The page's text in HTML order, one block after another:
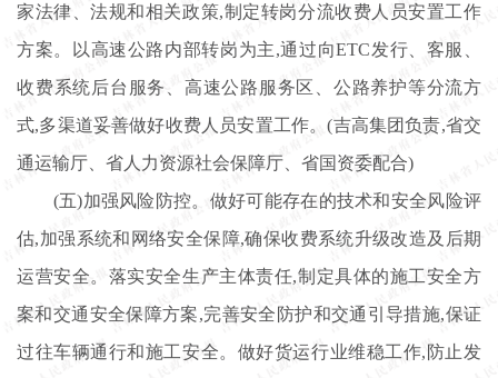
家法律、法规和相关政策,制定转岗分流收费人员安置工作
方案。以高速公路内部转岗为主,通过向ETC发行、客服、
收费系统后台服务、高速公路服务区、公路养护等分流方
式,多渠道妥善做好收费人员安置工作。(吉高集团负责,省交
通运输厅、省人力资源社会保障厅、省国资委配合)
(五)加强风险防控。做好可能存在的技术和安全风险评
估,加强系统和网络安全保障,确保收费系统升级改造及后期
运营安全。落实安全生产主体责任,制定具体的施工安全方
案和交通安全保障方案,完善安全防护和交通引导措施,保证
过往车辆通行和施工安全。做好货运行业维稳工作,防止发